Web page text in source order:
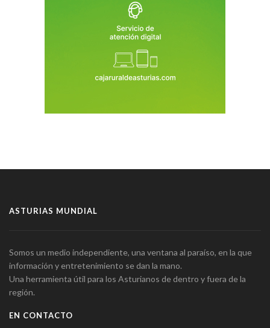
ASTURIAS MUNDIAL
Somos un medio independiente, una ventana al paraíso, en la que
información y entretenimiento se dan la mano.
Una herramienta útil para los Asturianos de dentro y fuera de la
región.
EN CONTACTO